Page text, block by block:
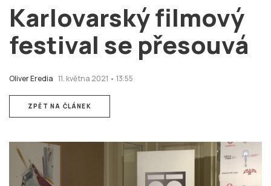
# Brno
# volby
login
Zapomněli jste heslo?
Karlovarský filmový
festival se přesouvá
Oliver Eredia 11. května 2021 • 13:55
ZPĚT NA ČLÁNEK